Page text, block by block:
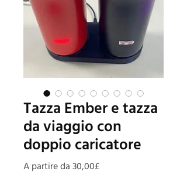
Tazza Ember e tazza
da viaggio con
doppio caricatore
A partire da30,00£Prezzo